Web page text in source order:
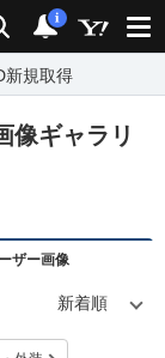
検索 通知
i
新規取得
像ギャラリ
ザー画像